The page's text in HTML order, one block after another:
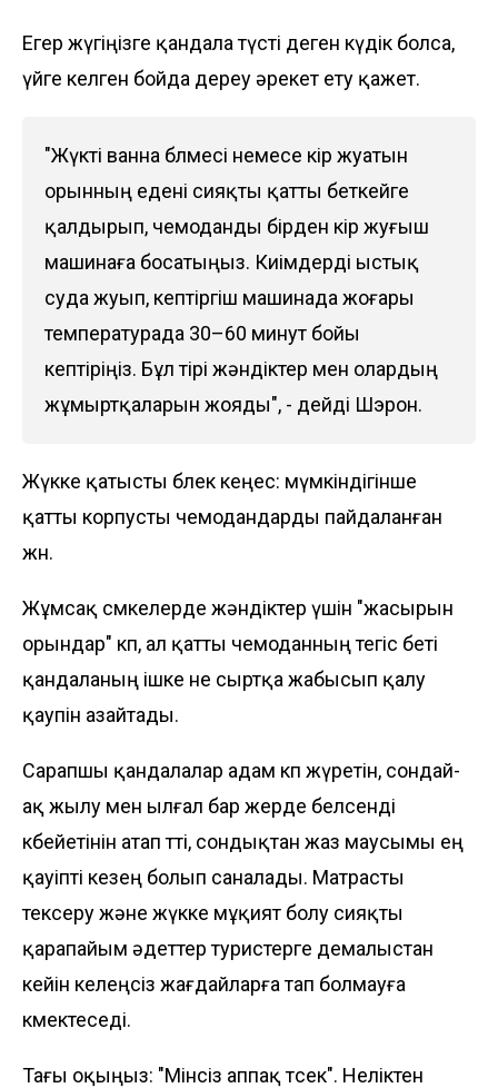
Егер жүгіңізге қандала түсті деген күдік болса,
үйге келген бойда дереу әрекет ету қажет.
"Жүкті ванна бөлмесі немесе кір жуатын
орынның едені сияқты қатты беткейге
қалдырып, чемоданды бірден кір жуғыш
машинаға босатыңыз. Киімдерді ыстық
суда жуып, кептіргіш машинада жоғары
температурада 30–60 минут бойы
кептіріңіз. Бұл тірі жәндіктер мен олардың
жұмыртқаларын жояды", - дейді Шэрон.
Жүкке қатысты бөлек кеңес: мүмкіндігінше
қатты корпусты чемодандарды пайдаланған
жөн.
Жұмсақ сөмкелерде жәндіктер үшін "жасырын
орындар" көп, ал қатты чемоданның тегіс беті
қандаланың ішке не сыртқа жабысып қалу
қаупін азайтады.
Сарапшы қандалалар адам көп жүретін, сондай-
ақ жылу мен ылғал бар жерде белсенді
көбейетінін атап өтті, сондықтан жаз маусымы ең
қауіпті кезең болып саналады. Матрасты
тексеру және жүкке мұқият болу сияқты
қарапайым әдеттер туристерге демалыстан
кейін келеңсіз жағдайларға тап болмауға
көмектеседі.
Тағы оқыңыз: "Мінсіз аппақ төсек". Неліктен